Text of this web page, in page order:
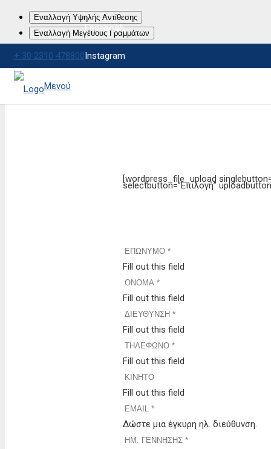
Εναλλαγή Υψηλής Αντίθεσης
Εναλλαγή Μεγέθους Γραμμάτων
+ 30 2310 478800
Facebook
Instagram
Μενού
[wordpress_file_upload
selectbutton=”Επιλογή”
Fill out this field
Fill out this field
Fill out this field
Fill out this field
Fill out this field
Δώστε μια έγκυρη ηλ. διεύθυνση.